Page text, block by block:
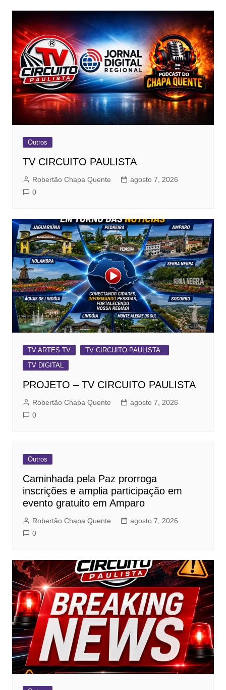
Outros
TV CIRCUITO PAULISTA
Robertão Chapa Quente
agosto 7, 2026
0
TV ARTES TV
TV CIRCUITO PAULISTA .
TV DIGITAL
PROJETO – TV CIRCUITO PAULISTA
Robertão Chapa Quente
agosto 7, 2026
0
Outros
Caminhada pela Paz prorroga
inscrições e amplia participação em
evento gratuito em Amparo
Robertão Chapa Quente
agosto 7, 2026
0